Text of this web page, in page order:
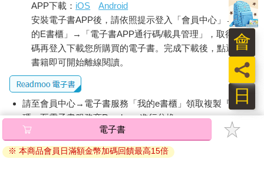
APP下載： iOS
Android
安裝電子書APP後，請依照提示登入「會員中心」→「我
的E書櫃」→「電子書APP通行碼/載具管理」，取得通行
碼再登入下載您所購買的電子書。完成下載後，點選任一
書籍即可開始離線閱讀。
請至會員中心→電子書服務「我的e書櫃」領取複製『兌換
碼』至電子書服務商Readmoo進行兌換。
退換貨須知：
因版權保護，您在金石堂所購買的電子書僅能以金石堂專屬
電子書
※ 本商品會員日滿額金幣加碼回饋最高15倍
日
員
會